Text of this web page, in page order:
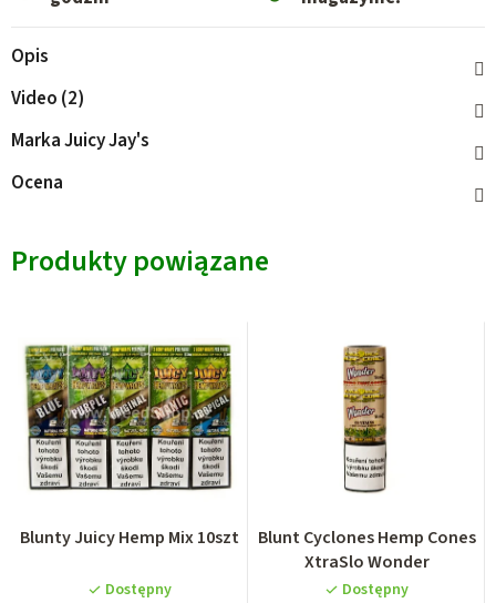
Opis
Video (2)
MarkaJuicy Jay's
Ocena
Produkty powiązane
Blunty Juicy Hemp Mix 10szt
Dostępny
Blunt Cyclones Hemp Cones
XtraSlo Wonder
Dostępny